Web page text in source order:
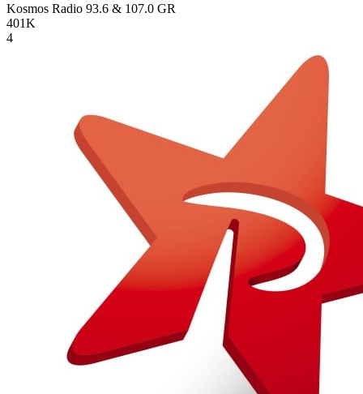
Kosmos Radio 93.6 & 107.0 GR
401K
4